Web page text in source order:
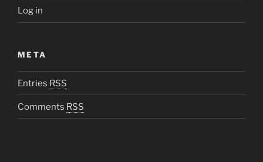
Log in
META
Entries RSS
Comments RSS